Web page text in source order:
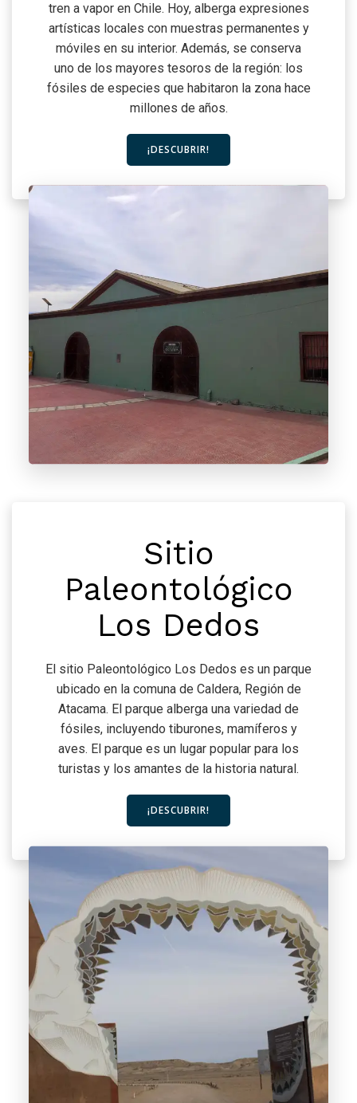
tren a vapor en Chile. Hoy, alberga expresiones
artísticas locales con muestras permanentes y
móviles en su interior. Además, se conserva
uno de los mayores tesoros de la región: los
fósiles de especies que habitaron la zona hace
millones de años.
¡DESCUBRIR!
Sitio
Paleontológico
Los Dedos
El sitio Paleontológico Los Dedos es un parque
ubicado en la comuna de Caldera, Región de
Atacama. El parque alberga una variedad de
fósiles, incluyendo tiburones, mamíferos y
aves. El parque es un lugar popular para los
turistas y los amantes de la historia natural.
¡DESCUBRIR!